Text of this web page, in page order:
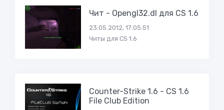
Чит - Opengl32.dl для CS 1.6
23.05.2012, 17:05:51
Читы для CS 1.6
Counter-Strike 1.6 - CS 1.6
File Club Edition